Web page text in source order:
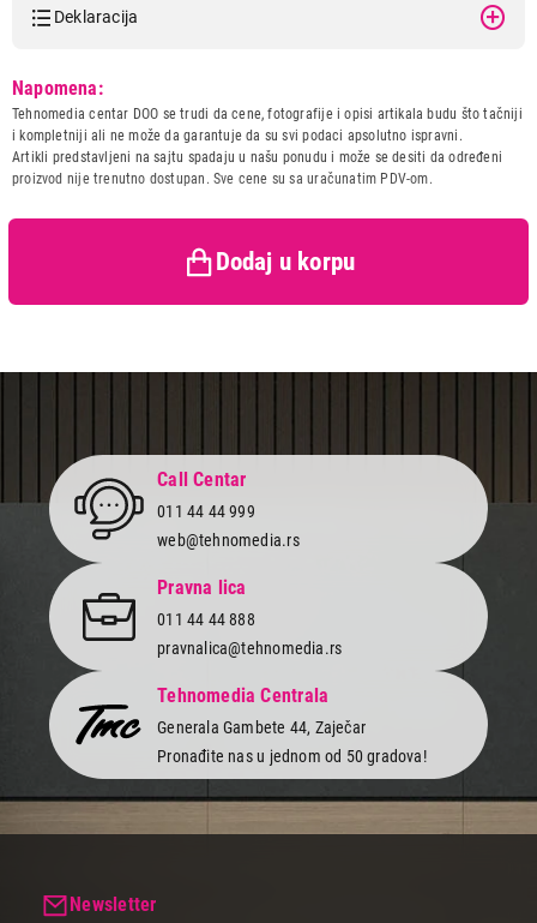
Deklaracija
Naziv i vrsta robe:
OPREMA ZA MOBILNI
TELEFON
Uvoznik:
Repro Market doo
kupaca po osnovu zakona o
zaštiti potrošača
Napomena:
Tehnomedia centar DOO se trudi da cene, fotografije i opisi artikala budu što tačniji
i kompletniji ali ne može da garantuje da su svi podaci apsolutno ispravni.
Artikli predstavljeni na sajtu spadaju u našu ponudu i može se desiti da određeni
proizvod nije trenutno dostupan. Sve cene su sa uračunatim PDV-om.
Dodaj u korpu
4.999,00
SAMSUNG Galaxy SmartTag2 White
Proizvod je dodat u korpu.
Završi kupovinu
Call Centar
011 44 44 999
web@tehnomedia.rs
Pravna lica
011 44 44 888
pravnalica@tehnomedia.rs
Tehnomedia Centrala
Generala Gambete 44, Zaječar
Pronađite nas u jednom od 50 gradova!
Newsletter